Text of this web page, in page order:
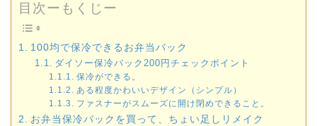
目次ーもくじー
100均で保冷できるお弁当バック
ダイソー保冷バック200円チェックポイント
保冷ができる。
ある程度かわいいデザイン（シンプル）
ファスナーがスムーズに開け閉めできること。
お弁当保冷バックを買って、ちょい足しリメイク